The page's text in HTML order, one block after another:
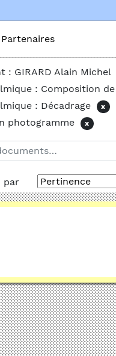
Partenaires
GIRARD Alain Michel
: Composition
: Décadrage x
photogramme x
par